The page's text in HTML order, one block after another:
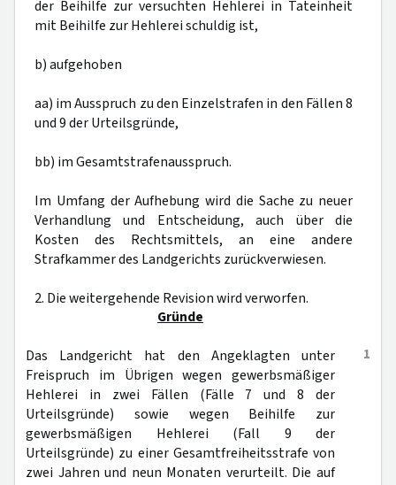
der Beihilfe zur versuchten Hehlerei in Tateinheit
mit Beihilfe zur Hehlerei schuldig ist,
b) aufgehoben
aa) im Ausspruch zu den Einzelstrafen in den Fällen 8
und 9 der Urteilsgründe,
bb) im Gesamtstrafenausspruch.
Im Umfang der Aufhebung wird die Sache zu neuer
Verhandlung und Entscheidung, auch über die
Kosten des Rechtsmittels, an eine andere
Strafkammer des Landgerichts zurückverwiesen.
2. Die weitergehende Revision wird verworfen.
Gründe
1
Das Landgericht hat den Angeklagten unter
Freispruch im Übrigen wegen gewerbsmäßiger
Hehlerei in zwei Fällen (Fälle 7 und 8 der
Urteilsgründe) sowie wegen Beihilfe zur
gewerbsmäßigen Hehlerei (Fall 9 der
Urteilsgründe) zu einer Gesamtfreiheitsstrafe von
zwei Jahren und neun Monaten verurteilt. Die auf